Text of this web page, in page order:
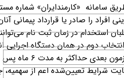
طریق سامانه «کارمندایران»
را صادر یا قرارداد پیمانی
استخدام در زمان ثبت نام
دوم در همان دستگاه اجرایی
بازه زمانی پایان
شرایط تعیین‌شده اعم از